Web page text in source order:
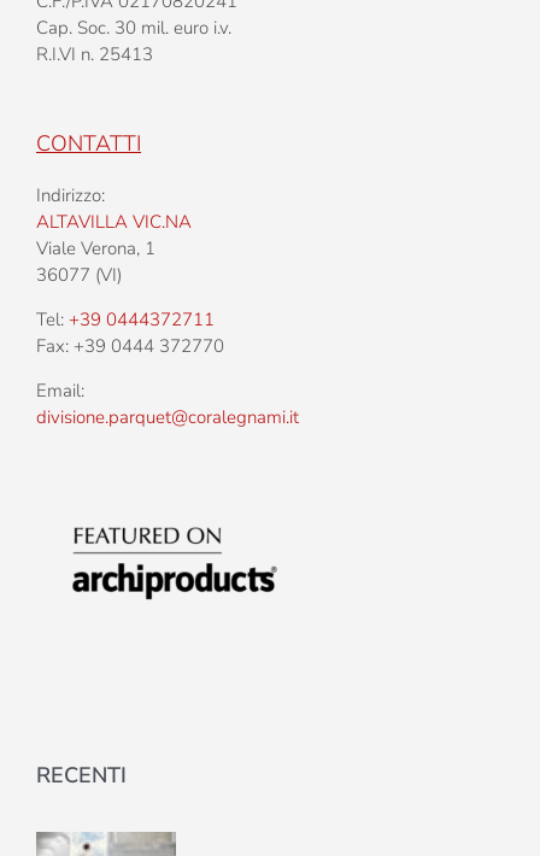
Cap. Soc. 30 mil. euro i.v.
R.I.VI n. 25413
CONTATTI
Indirizzo:
ALTAVILLA VIC.NA
Viale Verona, 1
36077 (VI)
Tel: +39 0444372711
Fax: +39 0444 372770
Email:
divisione.parquet@coralegnami.it
RECENTI